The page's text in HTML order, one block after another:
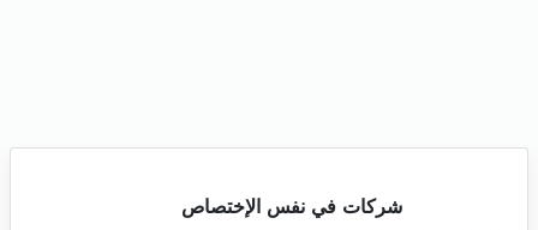
شركات في نفس الإختصاص